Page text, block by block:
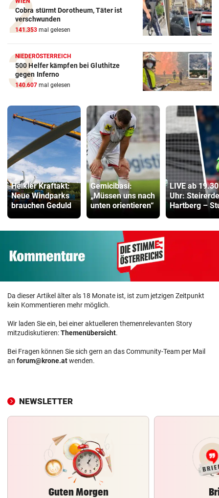
Cobra stürmt Dorotheum, Täter ist
verschwunden
141.353 mal gelesen
NIEDERÖSTERREICH
500 Helfer kämpfen bei Gluthitze
gegen Inferno
140.607 mal gelesen
Heikler Kraftakt:
Neue Windparks
brauchen Geduld
Gemicibasi:
„Müssen uns nach
unten orientieren“
LIVE ab 19.30
Uhr:
Hartberg –
Da dieser Artikel älter als 18 Monate ist, ist zum jetzigen Zeitpunkt
kein Kommentieren mehr möglich.
Wir laden Sie ein, bei einer aktuelleren themenrelevanten Story
mitzudiskutieren:Themenübersicht.
Bei Fragen können Sie sich gern an das Community-Team per Mail
an forum@krone.atwenden.
NEWSLETTER
Guten Morgen